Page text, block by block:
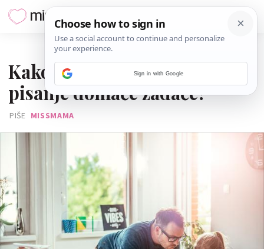
Kako djeci olakšati učenje i
pisanje domaće zadaće?
PIŠE MISSMAMA
Sign in with Google